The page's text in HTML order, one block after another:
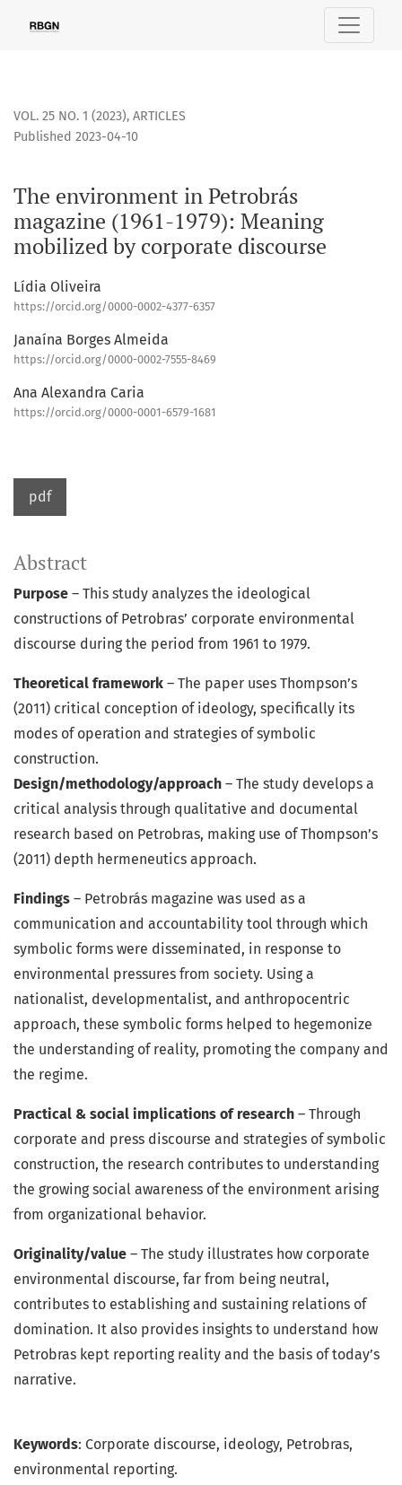
The environment in Petrobrás magazine (1961-1979):
VOL. 25 NO. 1 (2023), ARTICLES
The environment in Petrobrás
magazine (1961-1979): Meaning
mobilized by corporate discourse
Published 2023-04-10
Lídia Oliveira
https://orcid.org/0000-0002-4377-6357
Janaína Borges Almeida
https://orcid.org/0000-0002-7555-8469
Ana Alexandra Caria
https://orcid.org/0000-0001-6579-1681
pdf
Abstract
Purpose – This study analyzes the ideological
constructions of Petrobras’ corporate environmental
discourse during the period from 1961 to 1979.
Theoretical framework – The paper uses Thompson’s
(2011) critical conception of ideology, specifically its
modes of operation and strategies of symbolic
construction.
Design/methodology/approach – The study develops a
critical analysis through qualitative and documental
research based on Petrobras, making use of Thompson’s
(2011) depth hermeneutics approach.
Findings – Petrobrás magazine was used as a
communication and accountability tool through which
symbolic forms were disseminated, in response to
environmental pressures from society. Using a
nationalist, developmentalist, and anthropocentric
approach, these symbolic forms helped to hegemonize
the understanding of reality, promoting the company and
the regime.
Practical & social implications of research – Through
corporate and press discourse and strategies of symbolic
construction, the research contributes to understanding
the growing social awareness of the environment arising
from organizational behavior.
Originality/value – The study illustrates how corporate
environmental discourse, far from being neutral,
contributes to establishing and sustaining relations of
domination. It also provides insights to understand how
Petrobras kept reporting reality and the basis of today’s
narrative.
Keywords: Corporate discourse, ideology, Petrobras,
environmental reporting.